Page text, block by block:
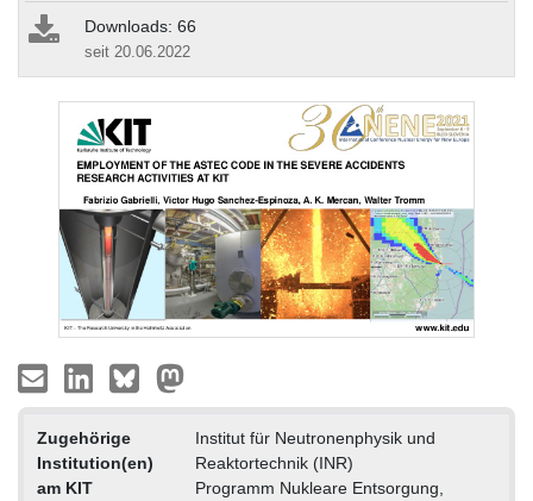
Downloads: 66
seit 20.06.2022
Zugehörige
Institution(en)
am KIT
Institut für Neutronenphysik und
Reaktortechnik (INR)
Programm Nukleare Entsorgung,